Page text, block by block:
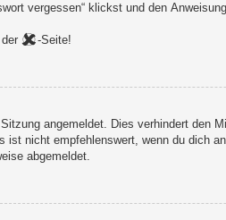
vergessen“ klickst und den
-Seite!
angemeldet. Dies verhindert den
nicht empfehlenswert, wenn du dich
abgemeldet.